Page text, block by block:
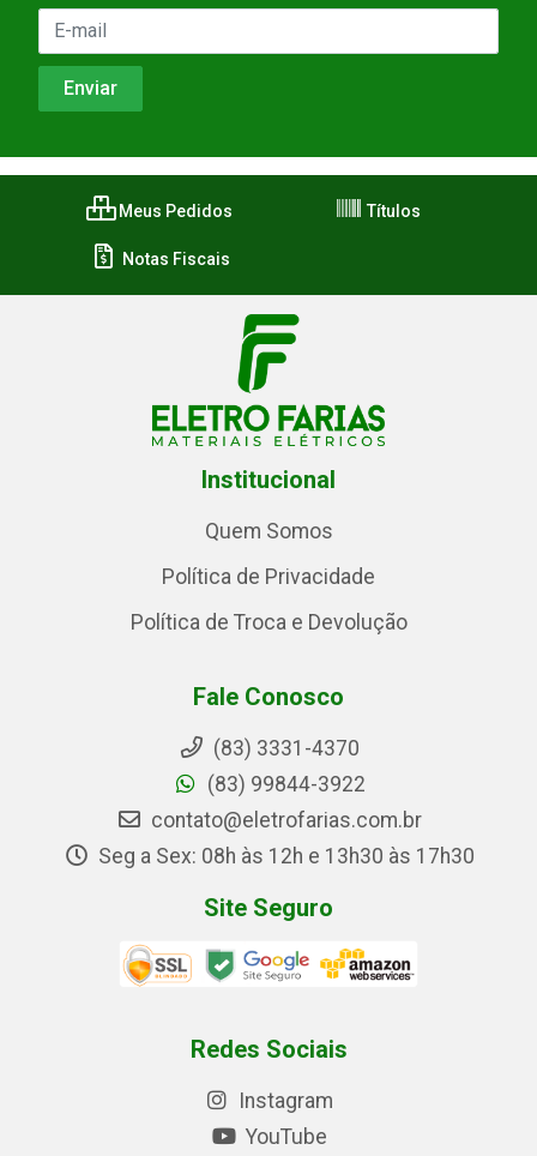
Meus Pedidos Títulos
Notas Fiscais
Institucional
Quem Somos
Política de Privacidade
Política de Troca e Devolução
Fale Conosco
(83) 3331-4370
(83) 99844-3922
contato@eletrofarias.com.br
Seg a Sex: 08h às 12h e 13h30 às 17h30
Site Seguro
Redes Sociais
Instagram
YouTube